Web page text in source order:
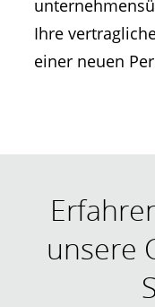
Ihre
einer neuen
unsere